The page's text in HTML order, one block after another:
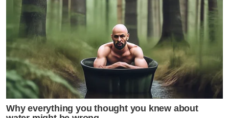
Why everything you thought you knew about